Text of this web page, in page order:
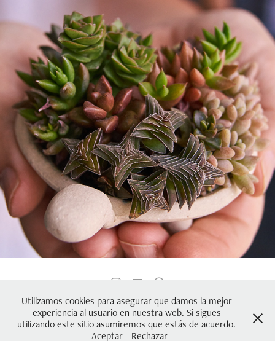
Jardines de bolsillo
Fotógrafa comercial en Ciudad de México especializada en
fotografía de producto, fotografía gastronómica, registro de obra
artística y documentación de exposiciones.
Utilizamos cookies para asegurar que damos la mejor
experiencia al usuario en nuestra web. Si sigues
utilizando este sitio asumiremos que estás de acuerdo.
Aceptar
Rechazar